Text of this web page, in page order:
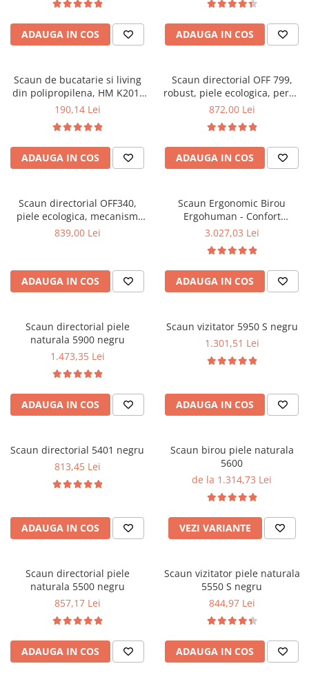
Suport pentru umerase
Etajere
Cuiere
Mese gradinita
Scaune gradinita
Set mese si scaune gradinita
Mobila camera copii
Saltele patuturi copii
Paturi copii
Masa si scaune gradinita
cm, Gri
ADAUGA IN COS ADAUGA IN COS
Scaun de bucatarie si living
din polipropilena, HM K201,
ergonomic, baza lemn masiv,
100 kg, alb
190,14 Lei
ADAUGA IN COS
Scaun directorial OFF 799,
robust, piele ecologica, perne
duble, baza cromata,
872,00 Lei
ADAUGA IN COS
Scaun directorial OFF340,
piele ecologica, mecanism
balans, robust, rabatabil 180
839,00 Lei
ADAUGA IN COS
Scaun Ergonomic Birou
Ergohuman - Confort
Premium, Reglaje Inteligente
Performanta la Birou
3.027,03 Lei
ADAUGA IN COS
Scaun directorial piele
naturala 5900 negru
1.473,35 Lei
ADAUGA IN COS
Scaun vizitator 5950 S negru
1.301,51 Lei
ADAUGA IN COS
Scaun directorial 5401 negru
813,45 Lei
ADAUGA IN COS
Scaun birou piele naturala
5600
de la 1.314,73 Lei
VEZI VARIANTE
Scaun directorial piele
naturala 5500 negru
857,17 Lei
ADAUGA IN COS
Scaun vizitator piele naturala
5550 S negru
844,97 Lei
ADAUGA IN COS